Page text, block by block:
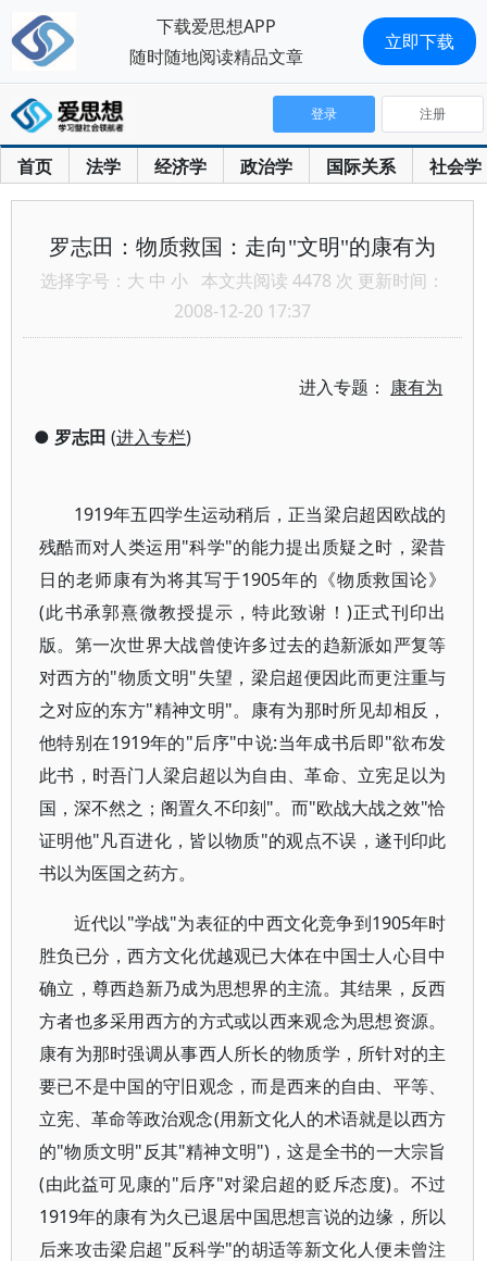
首页 法学 经济学 政治学 国际关系 社会学
登录 注册
罗志田：物质救国：走向"文明"的康有为
选择字号： 大 中 小 本文共阅读 4478 次 更新时间：
2008-12-20 17:37
进入专题： 康有为
● 罗志田 (进入专栏)
1919年五四学生运动稍后，正当梁启超因欧战的
残酷而对人类运用"科学"的能力提出质疑之时，梁昔
日的老师康有为将其写于1905年的《物质救国论》
(此书承郭熹微教授提示，特此致谢！)正式刊印出
版。第一次世界大战曾使许多过去的趋新派如严复等
对西方的"物质文明"失望，梁启超便因此而更注重与
之对应的东方"精神文明"。康有为那时所见却相反，
他特别在1919年的"后序"中说:当年成书后即"欲布发
此书，时吾门人梁启超以为自由、革命、立宪足以为
国，深不然之；阁置久不印刻"。而"欧战大战之效"恰
证明他"凡百进化，皆以物质"的观点不误，遂刊印此
书以为医国之药方。
近代以"学战"为表征的中西文化竞争到1905年时
胜负已分，西方文化优越观已大体在中国士人心目中
确立，尊西趋新乃成为思想界的主流。其结果，反西
方者也多采用西方的方式或以西来观念为思想资源。
康有为那时强调从事西人所长的物质学，所针对的主
要已不是中国的守旧观念，而是西来的自由、平等、
立宪、革命等政治观念(用新文化人的术语就是以西方
的"物质文明"反其"精神文明")，这是全书的一大宗旨
(由此益可见康的"后序"对梁启超的贬斥态度)。不过
1919年的康有为久已退居中国思想言说的边缘，所以
后来攻击梁启超"反科学"的胡适等新文化人便未曾注
下载爱思想APP
随时随地阅读精品文章
立即下载